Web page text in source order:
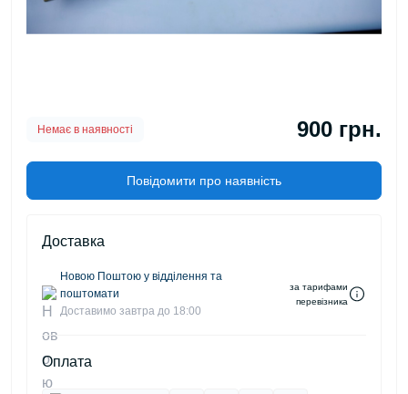
Немає в наявності 900 грн.
Повідомити про наявність
Доставка
Новою Поштою у відділення та
поштомати
Доставимо завтра до 18:00
за тарифами
перевізника
Оплата